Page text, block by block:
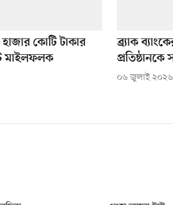
হাজার কোটি টাকার
মাইলফলক
ব্র্যাক
প্রতিষ্ঠানকে
০৬ জুলাই ২০২৬